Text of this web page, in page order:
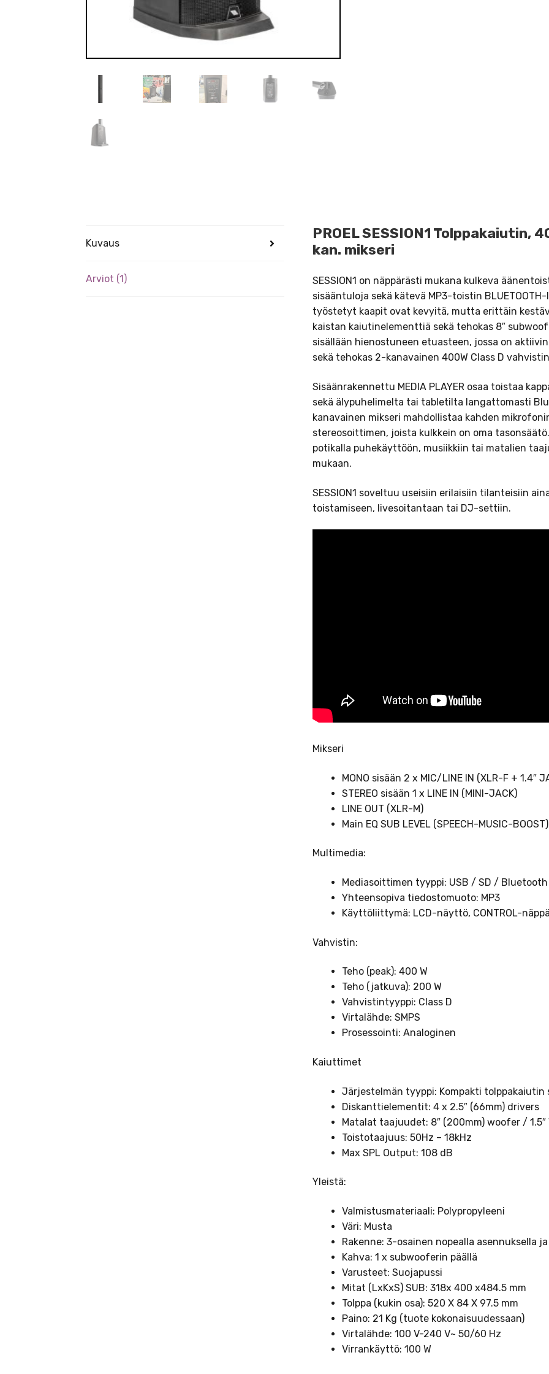
Kuvaus
Arviot (1)
PROEL SESSION1 Tolppakaiutin,
kan. mikseri
SESSION1 on näppärästi mukana kulkeva
sisääntuloja sekä kätevä MP3-toistin
työstetyt kaapit ovat kevyitä, mutta erittäin
kaistan kaiutinelementtiä sekä tehokas 8″
sisällään hienostuneen etuasteen, jossa on
sekä tehokas 2-kanavainen 400W Class D
Sisäänrakennettu MEDIA PLAYER osaa toistaa
sekä älypuhelimelta tai tabletilta langattomasti
kanavainen mikseri mahdollistaa kahden
stereosoittimen, joista kulkkein on oma
potikalla puhekäyttöön, musiikkiin tai matalien
mukaan.
SESSION1 soveltuu useisiin erilaisiin tilanteisiin
toistamiseen, livesoitantaan tai DJ-settiin.
Mikseri
MONO sisään 2 x MIC/LINE IN (XLR-F + 1.4″
STEREO sisään 1 x LINE IN (MINI-JACK)
LINE OUT (XLR-M)
Main EQ SUB LEVEL (SPEECH-MUSIC-BOOST)
Multimedia:
Mediasoittimen tyyppi: USB / SD /
Yhteensopiva tiedostomuoto: MP3
Käyttöliittymä: LCD-näyttö, CONTROL-
Vahvistin:
Teho (peak): 400 W
Teho (jatkuva): 200 W
Vahvistintyyppi: Class D
Virtalähde: SMPS
Prosessointi: Analoginen
Kaiuttimet
Järjestelmän tyyppi: Kompakti tolppakaiutin
Diskanttielementit: 4 x 2.5″ (66mm) drivers
Matalat taajuudet: 8″ (200mm) woofer / 1.5″
Toistotaajuus: 50Hz – 18kHz
Max SPL Output: 108 dB
Yleistä:
Valmistusmateriaali: Polypropyleeni
Väri: Musta
Rakenne: 3-osainen nopealla asennuksella
Kahva: 1 x subwooferin päällä
Varusteet: Suojapussi
Mitat (LxKxS) SUB: 318x 400 x484.5 mm
Tolppa (kukin osa): 520 X 84 X 97.5 mm
Paino: 21 Kg (tuote kokonaisuudessaan)
Virtalähde: 100 V-240 V~ 50/60 Hz
Virrankäyttö: 100 W